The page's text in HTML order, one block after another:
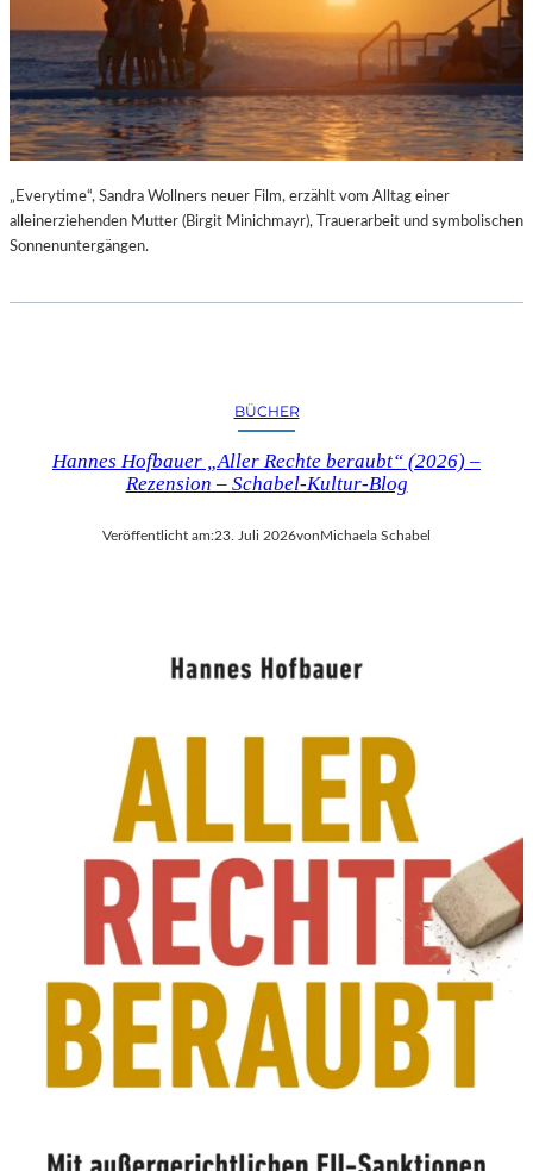
„Everytime“, Sandra Wollners neuer Film, erzählt vom Alltag einer
alleinerziehenden Mutter (Birgit Minichmayr), Trauerarbeit und symbolischen
Sonnenuntergängen.
BÜCHER
Hannes Hofbauer „Aller Rechte beraubt“ (2026) –
Rezension – Schabel-Kultur-Blog
Veröffentlicht am:23. Juli 2026vonMichaela Schabel